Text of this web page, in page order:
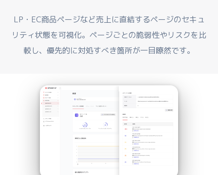
LP・EC商品ページなど売上に直結するページのセキュ
リティ状態を可視化。ページごとの脆弱性やリスクを比
較し、優先的に対処すべき箇所が一目瞭然です。